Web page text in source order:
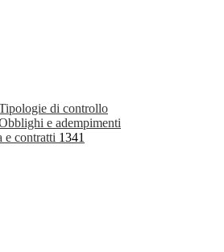
di controllo
e adempimenti
e contratti 1341